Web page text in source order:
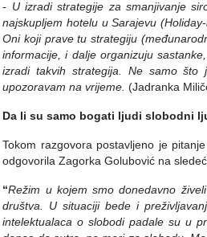
- U izradi strategije za smanjivanje
najskupljem hotelu u Sarajevu
Oni koji prave tu strategiju
informacije, i dalje organizuju
izradi takvih strategija. Ne samo
upozoravam na vrijeme. (Jadranka
Da li su samo bogati ljudi slobodni
Tokom razgovora postavljeno je
odgovorila Zagorka Golubović na
“Režim u kojem smo donedavno
društva. U situaciji bede i
intelektualaca o slobodi padale su u